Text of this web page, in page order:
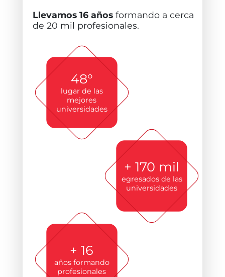
Llevamos 16 añosformando a cerca
de 20 mil profesionales.
48°
lugar de las
mejores
universidades
+ 170 mil
egresados de las
universidades
+ 16
años formando
profesionales